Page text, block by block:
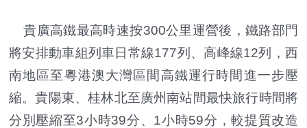
貴廣高鐵最高時速按300公里運營後，鐵路部門
將安排動車組列車日常線177列、高峰線12列，西
南地區至粵港澳大灣區間高鐵運行時間進一步壓
縮。貴陽東、桂林北至廣州南站間最快旅行時間將
分別壓縮至3小時39分、1小時59分，較提質改造